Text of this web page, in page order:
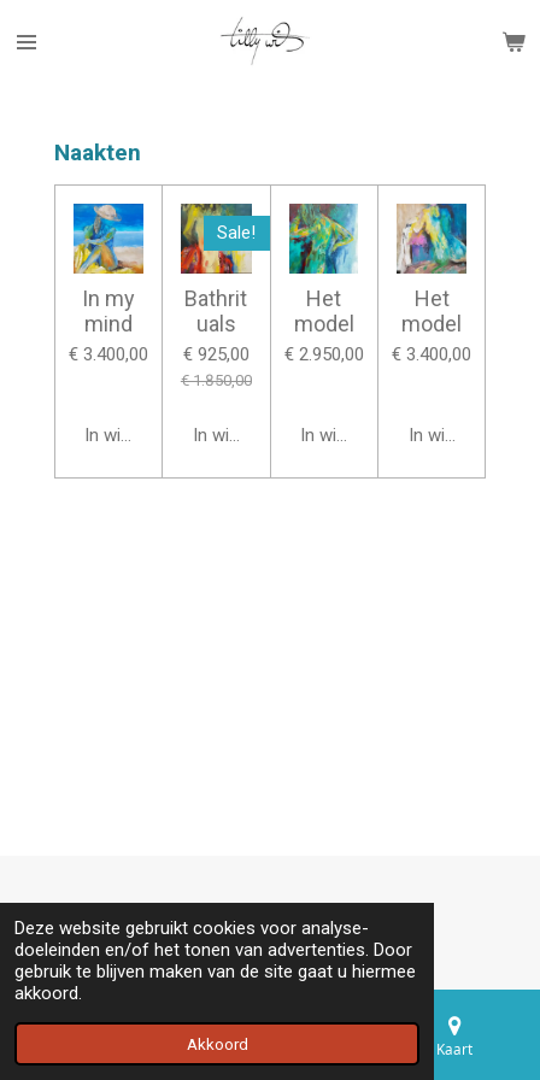
Deze website gebruikt cookies voor analyse-
doeleinden en/of het tonen van advertenties. Door
gebruik te blijven maken van de site gaat u hiermee
akkoord.
Akkoord
direct
Naakten
In my
mind
€ 3.400,00
In winkelwagen
Sale!
Bathrit
uals
€ 925,00
€ 1.850,00
In winkelwagen
Het
model
€ 2.950,00
In winkelwagen
Het
model
€ 3.400,00
In winkelwagen
© 2020 - 2026 Tilly Wils
Telefoonnummer Kaart